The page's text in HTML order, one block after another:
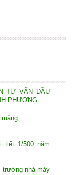
TƯ VẤN ĐẦU
PHƯƠNG
măng
tiết 1/500 năm
trường nhà máy